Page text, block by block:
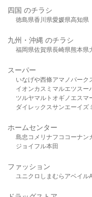
四国 のチラシ
徳島県香川県愛媛県高知県
九州・沖縄 のチラシ
福岡県佐賀県長崎県熊本県
スーパー
いなげや西條アマノパーク
イオンカスミ マルエツスー
ツルヤマルト オギノ エスマ
ダイレックスサンエーイズ
ホームセンター
島忠 コメリ ナフコ コーナン
ジョイフル本田
ファッション
ユニクロ しまむら アベイル